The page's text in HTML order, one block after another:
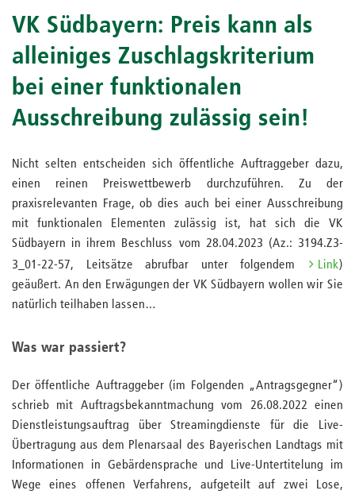
VK Südbayern: Preis kann als
alleiniges Zuschlagskriterium
bei einer funktionalen
Ausschreibung zulässig sein!
Nicht selten entscheiden sich öffentliche Auftraggeber dazu,
einen reinen Preiswettbewerb durchzuführen. Zu der
praxisrelevanten Frage, ob dies auch bei einer Ausschreibung
mit funktionalen Elementen zulässig ist, hat sich die VK
Südbayern in ihrem Beschluss vom 28.04.2023 (Az.: 3194.Z3-
3_01-22-57, Leitsätze abrufbar unter folgendem
Link)
geäußert. An den Erwägungen der VK Südbayern wollen wir Sie
natürlich teilhaben lassen…
Was war passiert?
Der öffentliche Auftraggeber (im Folgenden „Antragsgegner“)
schrieb mit Auftragsbekanntmachung vom 26.08.2022 einen
Dienstleistungsauftrag über Streamingdienste für die Live-
Übertragung aus dem Plenarsaal des Bayerischen Landtags mit
Informationen in Gebärdensprache und Live-Untertitelung im
Wege eines offenen Verfahrens, aufgeteilt auf zwei Lose,